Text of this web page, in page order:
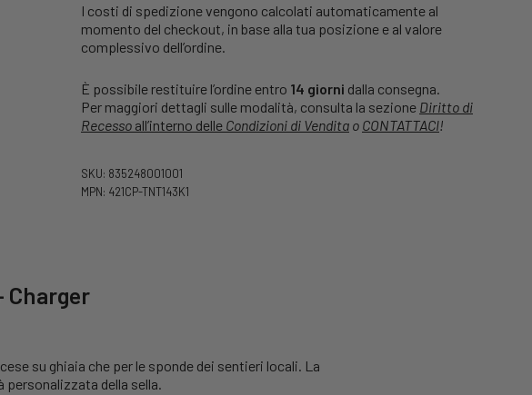
I costi di spedizione vengono calcolati automaticamente al
momento del checkout, in base alla tua posizione e al valore
complessivo dell’ordine.
È possibile restituire l’ordine entro 14 giorni dalla consegna.
Per maggiori dettagli sulle modalità, consulta la sezione Diritto di
Recesso all’interno delle Condizioni di Vendita o CONTATTACI!
SKU: 835248001001
MPN: 421CP-TNT143K1
Charger
su ghiaia che per le sponde dei sentieri locali. La
della sella.